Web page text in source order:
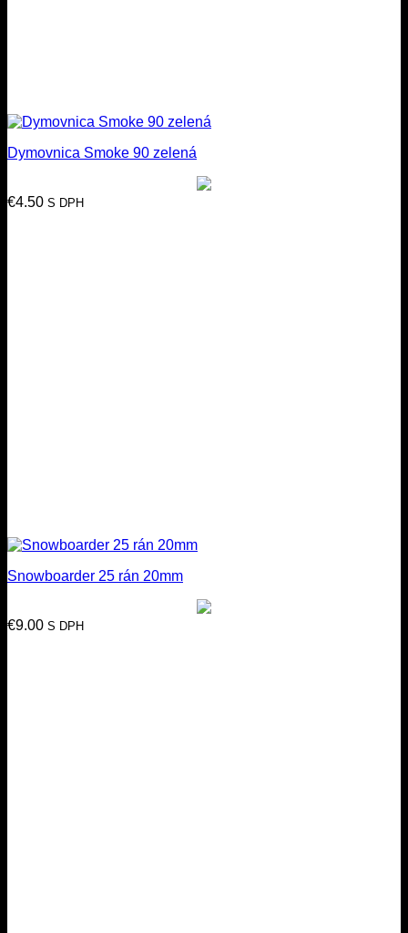
Dymovnica Smoke 90 zelená
€4.50 S DPH
Snowboarder 25 rán 20mm
€9.00 S DPH